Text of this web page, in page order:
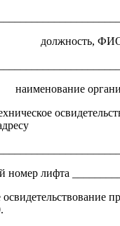
должность,
наименование
лифта
.